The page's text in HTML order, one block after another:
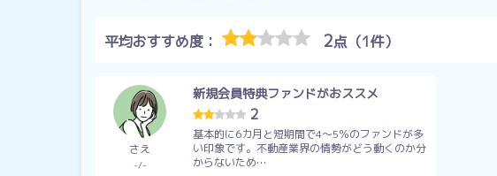
平均おすすめ度： 2点（1件）
さえ
- -
新規会員特典ファンドがおススメ
2
基本的に6カ月と短期間で4～5％のファンドが多
い印象です。不動産業界の情勢がどう動くのか分
からないため…